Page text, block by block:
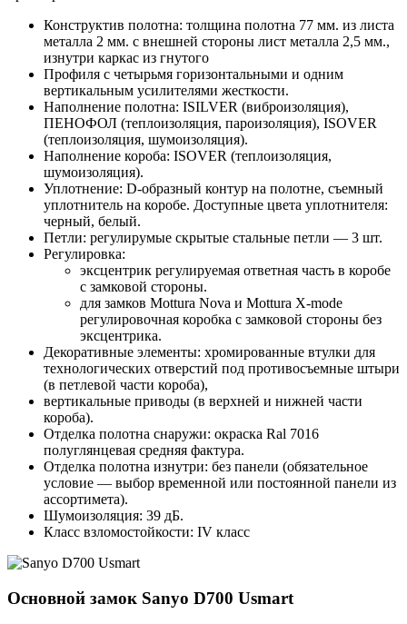
Конструктив полотна: толщина полотна 77 мм. из листа
металла 2 мм. с внешней стороны лист металла 2,5 мм.,
изнутри каркас из гнутого
Профиля с четырьмя горизонтальными и одним
вертикальным усилителями жесткости.
Наполнение полотна: ISILVER (виброизоляция),
ПЕНОФОЛ (теплоизоляция, пароизоляция), ISOVER
(теплоизоляция, шумоизоляция).
Наполнение короба: ISOVER (теплоизоляция,
шумоизоляция).
Уплотнение: D-образный контур на полотне, съемный
уплотнитель на коробе. Доступные цвета уплотнителя:
черный, белый.
Петли: регулирумые скрытые стальные петли — 3 шт.
Регулировка:
эксцентрик регулируемая ответная часть в коробе
с замковой стороны.
для замков Mottura Nova и Mottura X-mode
регулировочная коробка с замковой стороны без
эксцентрика.
Декоративные элементы: хромированные втулки для
технологических отверстий под противосъемные штыри
(в петлевой части короба),
вертикальные приводы (в верхней и нижней части
короба).
Отделка полотна снаружи: окраска Ral 7016
полуглянцевая средняя фактура.
Отделка полотна изнутри: без панели (обязательное
условие — выбор временной или постоянной панели из
ассортимета).
Шумоизоляция: 39 дБ.
Класс взломостойкости: IV класс
Основной замок Sanyo D700 Usmart